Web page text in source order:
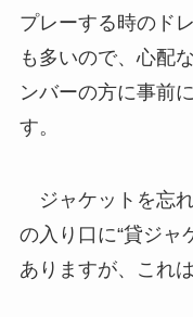
プレーする時のド
も多いので、心配
ンバーの方に事前
す。
ジャケットを忘
の入り口に“貸ジャ
ありますが、これ